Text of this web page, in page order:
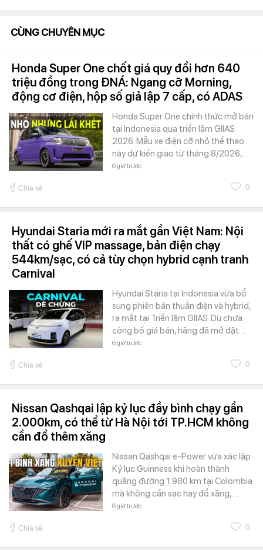
CÙNG CHUYÊN MỤC
Honda Super One chốt giá quy đổi hơn 640
triệu đồng trong ĐNÁ: Ngang cỡ Morning,
động cơ điện, hộp số giả lập 7 cấp, có ADAS
Honda Super One chính thức mở bán
tại Indonesia qua triển lãm GIIAS
2026. Mẫu xe điện cỡ nhỏ thể thao
này dự kiến giao từ tháng 8/2026,…
6 giờ trước
Chia sẻ 0
Hyundai Staria mới ra mắt gần Việt Nam: Nội
thất có ghế VIP massage, bản điện chạy
544km/sạc, có cả tùy chọn hybrid cạnh tranh
Carnival
Hyundai Staria tại Indonesia vừa bổ
sung phiên bản thuần điện và hybrid,
ra mắt tại Triển lãm GIIAS. Dù chưa
công bố giá bán, hãng đã mở đặt…
6 giờ trước
Chia sẻ 0
Nissan Qashqai lập kỷ lục đầy bình chạy gần
2.000km, có thể từ Hà Nội tới TP.HCM không
cần đổ thêm xăng
Nissan Qashqai e-Power vừa xác lập
Kỷ lục Guinness khi hoàn thành
quãng đường 1.980 km tại Colombia
mà không cần sạc hay đổ xăng,…
6 giờ trước
Chia sẻ 0